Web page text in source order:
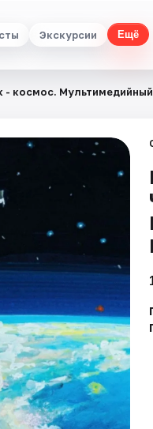
Экскурсии Ещё
космос.